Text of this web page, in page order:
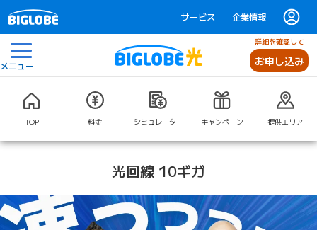
サービス 企業情報
メニュー
詳細を確認して
お申し込み
TOP 料金 シミュレーター キャンペーン 提供エリア
光回線 10ギガ